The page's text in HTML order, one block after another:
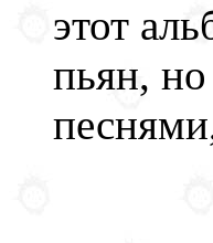
этот
пьян,